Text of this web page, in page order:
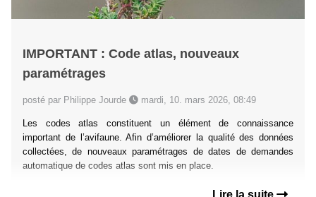
IMPORTANT : Code atlas, nouveaux
paramétrages
posté par Philippe Jourde mardi, 10. mars 2026, 08:49
Les codes atlas constituent un élément de connaissance
important de l’avifaune. Afin d’améliorer la qualité des données
collectées, de nouveaux paramétrages de dates de demandes
automatique de codes atlas sont mis en place.
Lire la suite